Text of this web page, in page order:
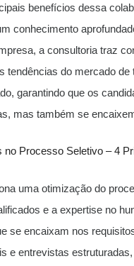
benefícios dessa
conhecimento
a consultoria traz
tendências do mercado
garantindo que os
mas também se
no Processo Seletivo – 4
uma otimização do
e a expertise no
se encaixam nos
e entrevistas